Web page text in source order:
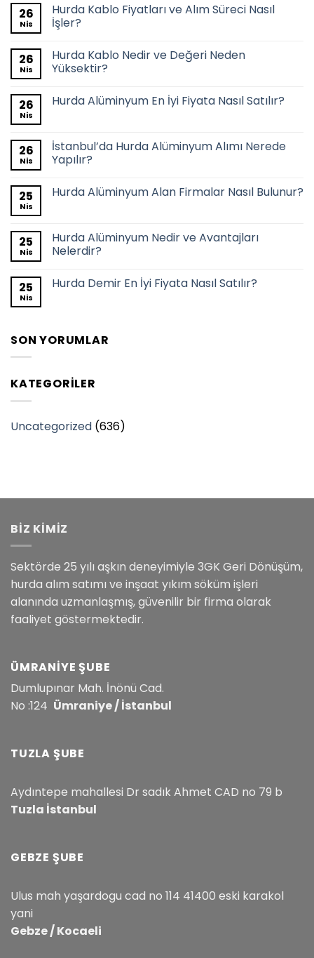
26
Nis
Hurda Kablo Fiyatları ve Alım Süreci Nasıl
İşler?
26
Nis
Hurda Kablo Nedir ve Değeri Neden
Yüksektir?
26
Nis
Hurda Alüminyum En İyi Fiyata Nasıl Satılır?
26
Nis
İstanbul’da Hurda Alüminyum Alımı Nerede
Yapılır?
25
Nis
Hurda Alüminyum Alan Firmalar Nasıl Bulunur?
25
Nis
Hurda Alüminyum Nedir ve Avantajları
Nelerdir?
25
Nis
Hurda Demir En İyi Fiyata Nasıl Satılır?
SON YORUMLAR
KATEGORILER
Uncategorized (636)
BİZ KİMİZ
Sektörde 25 yılı aşkın deneyimiyle 3GK Geri Dönüşüm,
hurda alım satımı ve inşaat yıkım söküm işleri
alanında uzmanlaşmış, güvenilir bir firma olarak
faaliyet göstermektedir.
ÜMRANIYE ŞUBE
Dumlupınar Mah. İnönü Cad.
No :124 Ümraniye / İstanbul
TUZLA ŞUBE
Aydıntepe mahallesi Dr sadık Ahmet CAD no 79 b
Tuzla İstanbul
GEBZE ŞUBE
Ulus mah yaşardogu cad no 114 41400 eski karakol
yani
Gebze / Kocaeli